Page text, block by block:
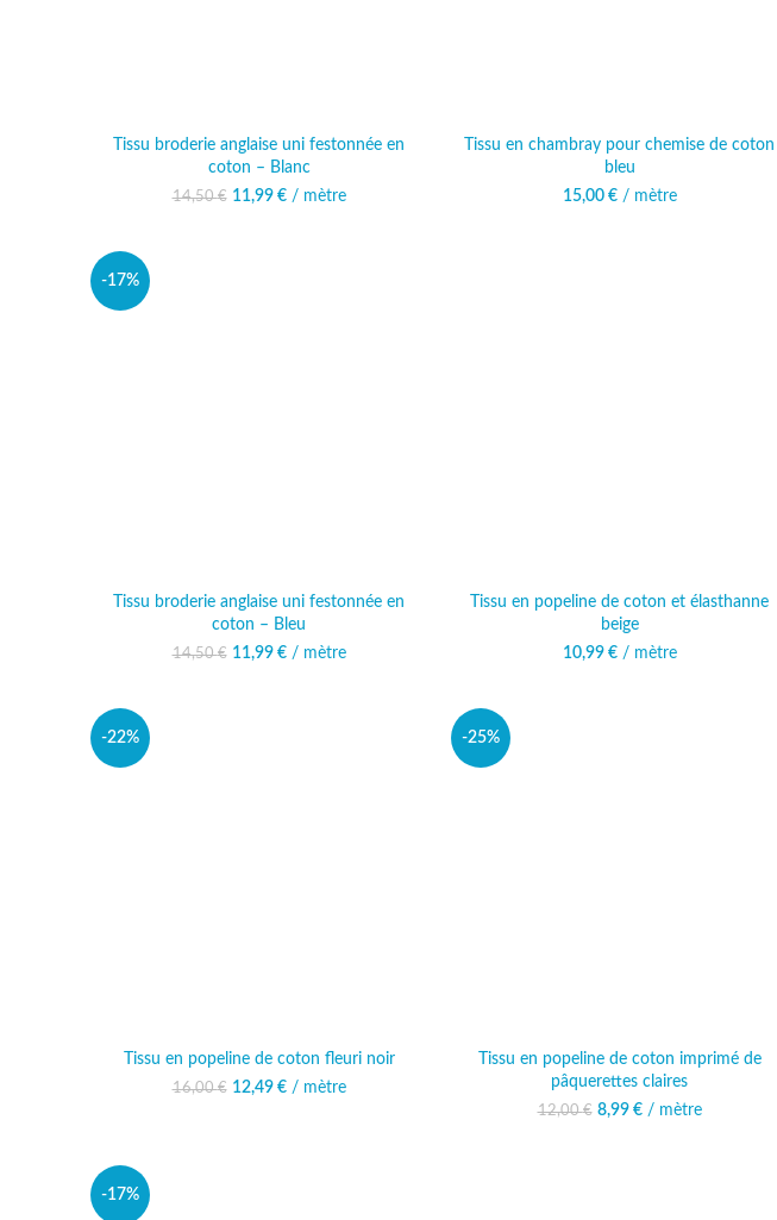
Tissu broderie anglaise uni festonnée en
coton – Blanc
14,50€
Le prix initial était :
11,99 € Le prix actuel est :
/ mètre
Tissu en chambray pour chemise de coton
bleu
15,00 €/ mètre
-17%
Tissu broderie anglaise uni festonnée en
coton – Bleu
14,50€
Le prix initial était :
11,99 € Le prix actuel est :
/ mètre
Tissu en popeline de coton et élasthanne
beige
10,99 €/ mètre
-22%
Tissu en popeline de coton fleuri noir
16,00€
Le prix initial était :
12,49 € Le prix actuel est :
/ mètre
-25%
Tissu en popeline de coton imprimé de
pâquerettes claires
12,00€
Le prix initial était :
8,99 € Le prix actuel est :
/ mètre
-17%